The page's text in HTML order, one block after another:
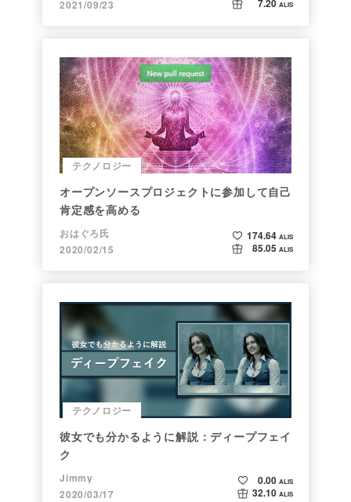
2021/09/23
7.20 ALIS
テクノロジー
オープンソースプロジェクトに参加して自己
肯定感を高める
おはぐろ氏
2020/02/15
174.64 ALIS
85.05 ALIS
テクノロジー
彼女でも分かるように解説：ディープフェイ
ク
Jimmy
2020/03/17
0.00 ALIS
32.10 ALIS